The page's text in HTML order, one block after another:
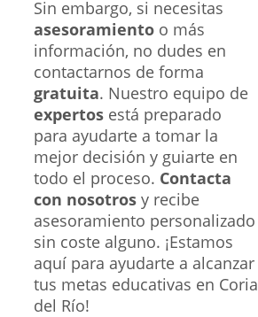
Sin embargo, si necesitas
asesoramiento o más
información, no dudes en
contactarnos de forma
gratuita. Nuestro equipo de
expertos está preparado
para ayudarte a tomar la
mejor decisión y guiarte en
todo el proceso. Contacta
con nosotros y recibe
asesoramiento personalizado
sin coste alguno. ¡Estamos
aquí para ayudarte a alcanzar
tus metas educativas en Coria
del Río!